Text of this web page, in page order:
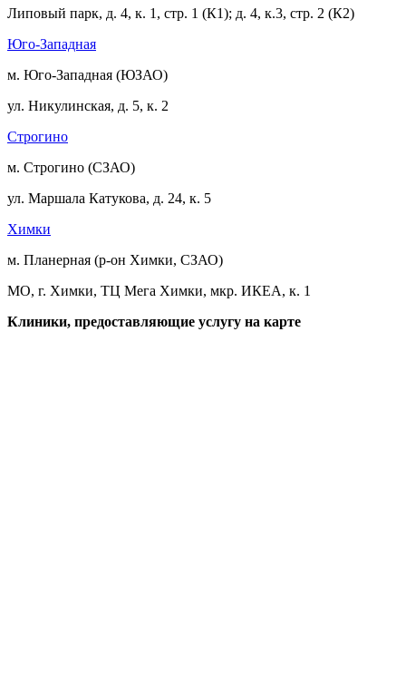
Липовый парк, д. 4, к. 1, стр. 1 (К1); д. 4, к.3, стр. 2 (К2)
Юго-Западная
м. Юго-Западная (ЮЗАО)
ул. Никулинская, д. 5, к. 2
Строгино
м. Строгино (СЗАО)
ул. Маршала Катукова, д. 24, к. 5
Химки
м. Планерная (р-он Химки, СЗАО)
МО, г. Химки, ТЦ Мега Химки, мкр. ИКЕА, к. 1
Клиники, предоставляющие услугу на карте